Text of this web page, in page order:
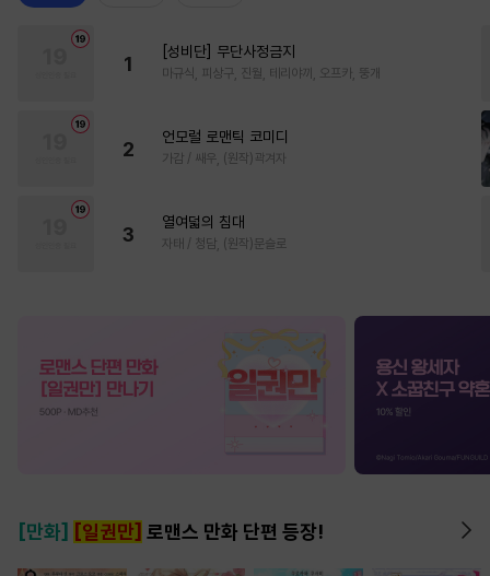
1
[성비단] 무단사정금지
마규식, 피상구, 진월, 테리야끼, 오프카, 뚱개
2
언모럴 로맨틱 코미디
가감 / 쌔우, (원작)곽겨자
3
열여덟의 침대
자태 / 청담, (원작)문슬로
[만화] [일권만] 로맨스 만화 단편 등장!